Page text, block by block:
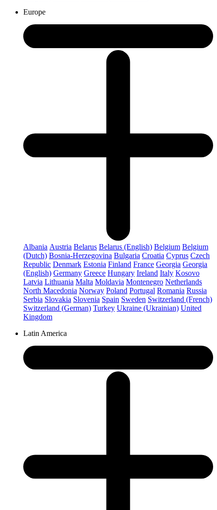
Europe
Albania Austria Belarus Belarus (English) Belgium Belgium
(Dutch) Bosnia-Herzegovina Bulgaria Croatia Cyprus Czech
Republic Denmark Estonia Finland France Georgia Georgia
(English) Germany Greece Hungary Ireland Italy Kosovo
Latvia Lithuania Malta Moldavia Montenegro Netherlands
North Macedonia Norway Poland Portugal Romania Russia
Serbia Slovakia Slovenia Spain Sweden Switzerland (French)
Switzerland (German) Turkey Ukraine (Ukrainian) United
Kingdom
Latin America